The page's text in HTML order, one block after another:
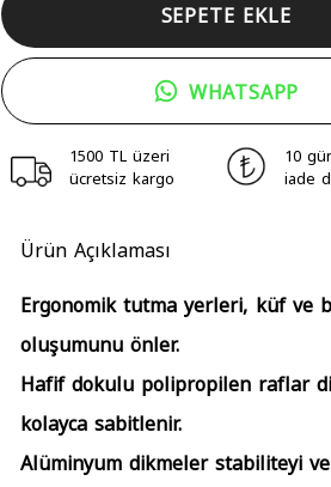
SEPETE EKLE
WHATSAPP
1500 TL üzeri
ücretsiz kargo
10
iade
Ürün Açıklaması
Ergonomik tutma yerleri, küf ve
oluşumunu önler.
Hafif dokulu polipropilen raflar
kolayca sabitlenir.
Alüminyum dikmeler stabiliteyi